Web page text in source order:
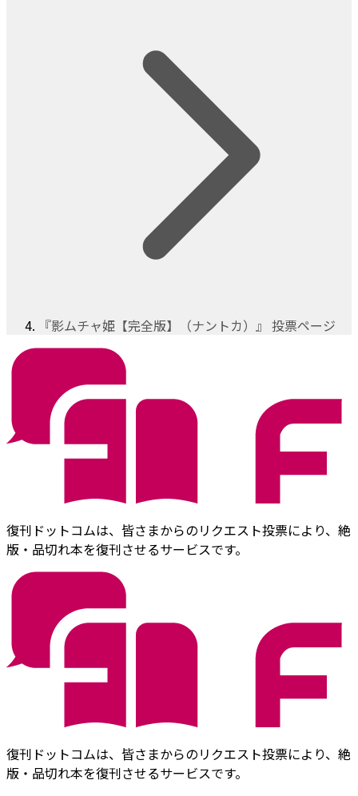
『影ムチャ姫【完全版】（ナントカ）』 投票ページ
復刊ドットコムは、皆さまからのリクエスト投票により、絶
版・品切れ本を復刊させるサービスです。
復刊ドットコムは、皆さまからのリクエスト投票により、絶
版・品切れ本を復刊させるサービスです。